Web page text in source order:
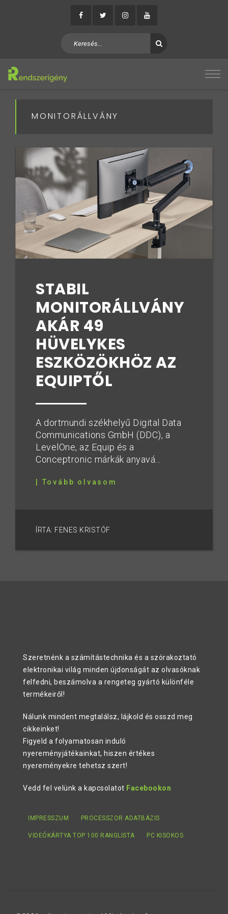
MONITORÁLLVÁNY
STABIL
MONITORÁLLVÁNY
AKÁR 49
HÜVELYKES
ESZKÖZÖKHÖZ AZ
EQUIPTŐL
A dortmundi székhelyű Digital Data
Communications GmbH (DDC), a
LevelOne, az Equip és a
Conceptronic márkák anyavá...
| Tovább olvasom
ÍRTA: FENES KRISTÓF
Szeretnénk a számítástechnika és a szórakoztató
elektronikai világ minden újdonságát az olvasóknak
felfedni, beszámolva a rengeteg gyártó különféle
termékeiről!
Nálunk mindent megtalálsz, lájkold és osszd meg
cikkeinket!
Figyeld a folyamatosan induló
nyereményjátékainkat, hiszen értékes
nyereményekre tehetsz szert!
Vedd fel velünk a kapcsolatot Facebookon
IMPRESSZUM PROCESSZOR ADATBÁZIS
VIDEÓKÁRTYA TOP 100 RANGLISTA PC KISOKOS